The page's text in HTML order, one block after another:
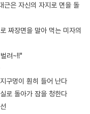
근은 자신의 자지로 면을 돌
짜장면을 말아 먹는 미자의
려~!!"
구멍이 훤히 들어 난다
로 돌아가 잠을 청한다